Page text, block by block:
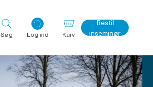
Søg Log ind Kurv
Bestil
inseminør